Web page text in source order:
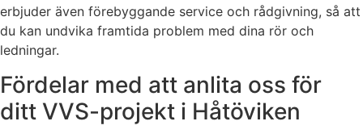
erbjuder även förebyggande service och rådgivning, så att
du kan undvika framtida problem med dina rör och
ledningar.
Fördelar med att anlita oss för
ditt VVS-projekt i Håtöviken